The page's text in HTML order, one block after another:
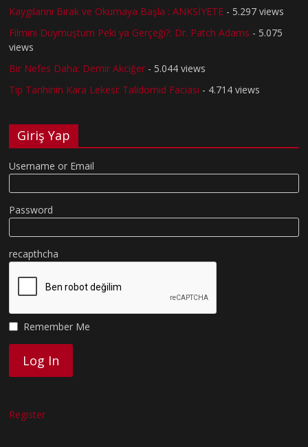
Kaygılarını Bırak ve Okumaya Başla : ANKSİYETE - 5.297 views
Filmini Duymuştum Peki ya Gerçeği?: Dr. Patch Adams - 5.075
views
Bir Nefes Daha: Demir Akciğer - 5.044 views
Tıp Tarihinin Kara Lekesi: Talidomid Faciası - 4.714 views
Giriş Yap
Username or Email
Password
recapthcha
Remember Me
Register